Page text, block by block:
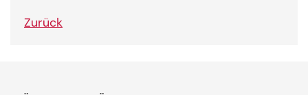
Zurück